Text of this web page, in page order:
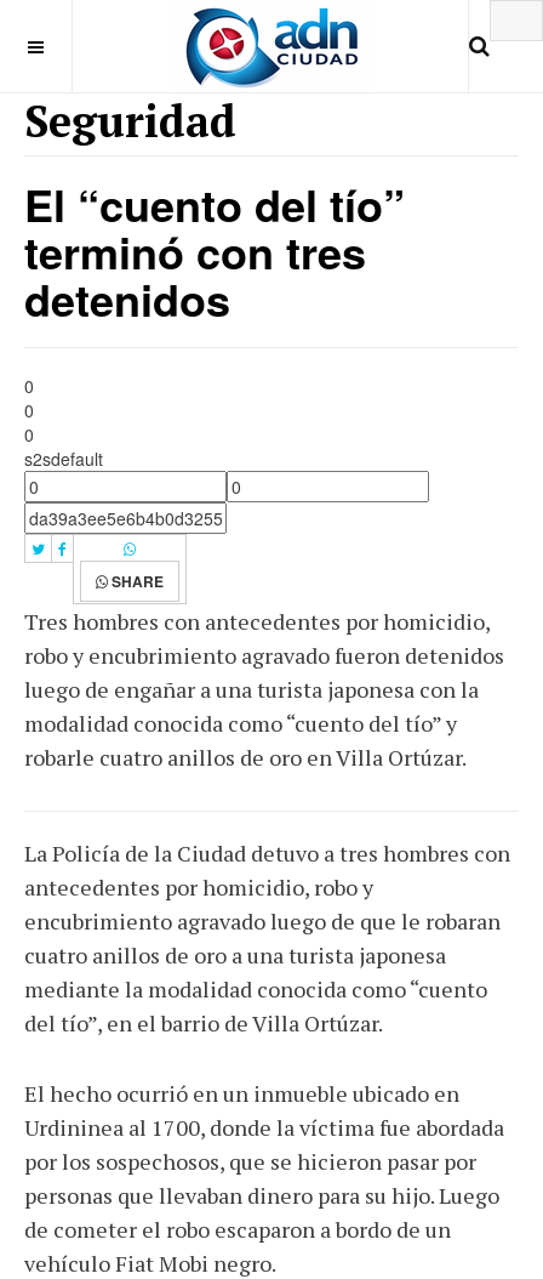
Seguridad
El “cuento del tío”
terminó con tres
detenidos
0
0
0
s2sdefault
SHARE
Tres hombres con antecedentes por homicidio,
robo y encubrimiento agravado fueron detenidos
luego de engañar a una turista japonesa con la
modalidad conocida como “cuento del tío” y
robarle cuatro anillos de oro en Villa Ortúzar.
La Policía de la Ciudad detuvo a tres hombres con
antecedentes por homicidio, robo y
encubrimiento agravado luego de que le robaran
cuatro anillos de oro a una turista japonesa
mediante la modalidad conocida como “cuento
del tío”, en el barrio de Villa Ortúzar.
El hecho ocurrió en un inmueble ubicado en
Urdininea al 1700, donde la víctima fue abordada
por los sospechosos, que se hicieron pasar por
personas que llevaban dinero para su hijo. Luego
de cometer el robo escaparon a bordo de un
vehículo Fiat Mobi negro.